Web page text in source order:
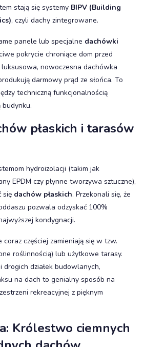
stają się systemy BIPV (Building
, czyli dachy zintegrowane.
panele lub specjalne dachówki
pokrycie chroniące dom przed
nowoczesna dachówka
darmowy prąd ze słońca. To
techniczną funkcjonalnością
płaskich i tarasów
hydroizolacji (takim jak
EPDM czy płynne tworzywa sztuczne),
się dachów płaskich. Przekonali się, że
pozwala odzyskać 100%
kondygnacji.
coraz częściej zamieniają się w tzw.
roślinnością) lub użytkowe tarasy.
drogich działek budowlanych,
na dach to genialny sposób na
rekreacyjnej z pięknym
Królestwo ciemnych